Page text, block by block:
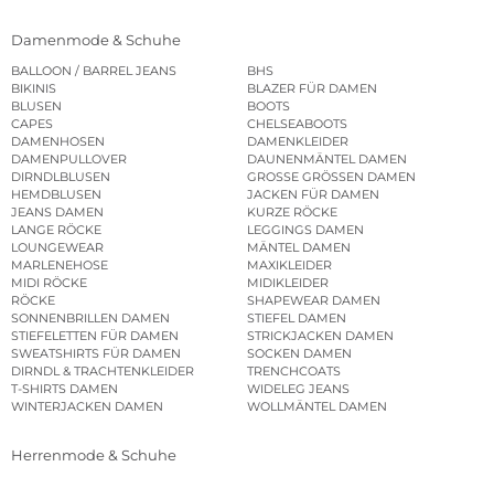
Damenmode & Schuhe
BALLOON / BARREL JEANS
BHS
BIKINIS
BLAZER FÜR DAMEN
BLUSEN
BOOTS
CAPES
CHELSEABOOTS
DAMENHOSEN
DAMENKLEIDER
DAMENPULLOVER
DAUNENMÄNTEL DAMEN
DIRNDLBLUSEN
GROSSE GRÖSSEN DAMEN
HEMDBLUSEN
JACKEN FÜR DAMEN
JEANS DAMEN
KURZE RÖCKE
LANGE RÖCKE
LEGGINGS DAMEN
LOUNGEWEAR
MÄNTEL DAMEN
MARLENEHOSE
MAXIKLEIDER
MIDI RÖCKE
MIDIKLEIDER
RÖCKE
SHAPEWEAR DAMEN
SONNENBRILLEN DAMEN
STIEFEL DAMEN
STIEFELETTEN FÜR DAMEN
STRICKJACKEN DAMEN
SWEATSHIRTS FÜR DAMEN
SOCKEN DAMEN
DIRNDL & TRACHTENKLEIDER
TRENCHCOATS
T-SHIRTS DAMEN
WIDELEG JEANS
WINTERJACKEN DAMEN
WOLLMÄNTEL DAMEN
Herrenmode & Schuhe